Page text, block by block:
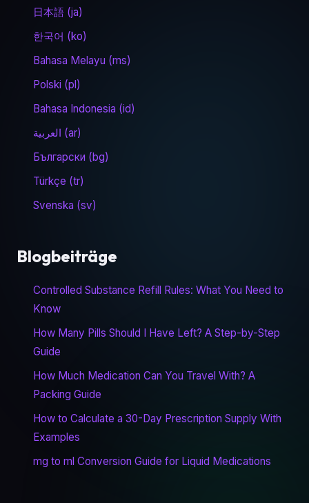
日本語 (ja)
한국어 (ko)
Bahasa Melayu (ms)
Polski (pl)
Bahasa Indonesia (id)
العربية (ar)
Български (bg)
Türkçe (tr)
Svenska (sv)
Blogbeiträge
Controlled Substance Refill Rules: What You Need to
Know
How Many Pills Should I Have Left? A Step-by-Step
Guide
How Much Medication Can You Travel With? A
Packing Guide
How to Calculate a 30-Day Prescription Supply With
Examples
mg to ml Conversion Guide for Liquid Medications